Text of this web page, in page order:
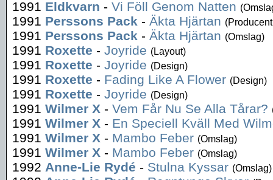
1991 Eldkvarn - Vi Föll Genom Natten
1991 Perssons Pack - Äkta Hjärtan
1991 Perssons Pack - Äkta Hjärtan (Omslag)
1991 Roxette - Joyride (Layout)
1991 Roxette - Joyride (Design)
1991 Roxette - Fading Like A Flower (Design)
1991 Roxette - Joyride (Design)
1991 Wilmer X - Vem Får Nu Se Alla Tårar?
1991 Wilmer X - En Speciell Kväll Med
1991 Wilmer X - Mambo Feber (Omslag)
1991 Wilmer X - Mambo Feber (Omslag)
1992 Anne-Lie Rydé - Stulna Kyssar (Omslag)